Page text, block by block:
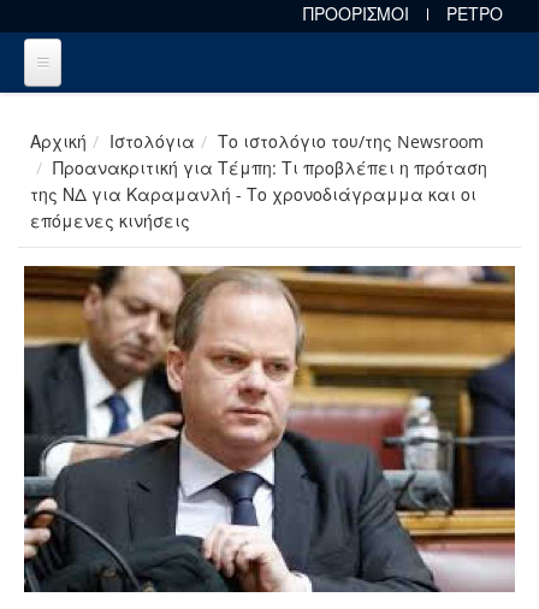
ΠΡΟΟΡΙΣΜΟΙ ΡΕΤΡΟ
Αρχική Ιστολόγια
Το ιστολόγιο του/της Newsroom
Προανακριτική για Τέμπη: Τι προβλέπει η πρόταση
της ΝΔ για Καραμανλή - Το χρονοδιάγραμμα και οι
επόμενες κινήσεις